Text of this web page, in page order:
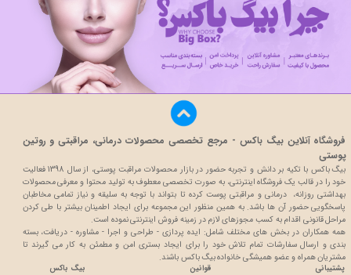
پشتیبانی
قوانین
بیگ باکس
فروشگاه آنلاین بیگ باکس - مرجع تخصصی محصولات درمانی، مراقبتی و روتین
پوستی
بیگ باکس با تکیه بر دانش و تجربه حضور در بازار محصولات مراقبت پوستی، از سال 1398 فعالیت
خود را در قالب یک فروشگاه اینترنتی، به صورت تخصصی معطوف به تولید محتوا و معرفی محصولات
بهداشتی روزانه، درمانی و مراقبتی پوست کرده تا بتواند با توجه به سلیقه و نیاز تمامی مخاطبان
پاسخگویی حضور آن ها باشد. به همین منظور این مجموعه برای ایجاد اطمینان بیشتر با طی کردن
مراحل قانونی اقدام به کسب مجوزهای لازم در زمینه فروش اینترنتی نموده است.
همه همکاران در بخش های مختلف شامل: ایده پردازی - طراحی و اجرا - مشاوره - دریافت، بسته
بندی و ارسال سفارشات تمام تلاش خود را برای ایجاد بستری امن و مطمئن به کار می گیرند تا
مشتریان همراه و عضو همیشگی خانواده بیگ باکس باشند.